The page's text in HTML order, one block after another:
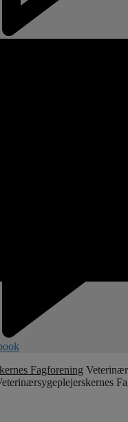
Fagforening